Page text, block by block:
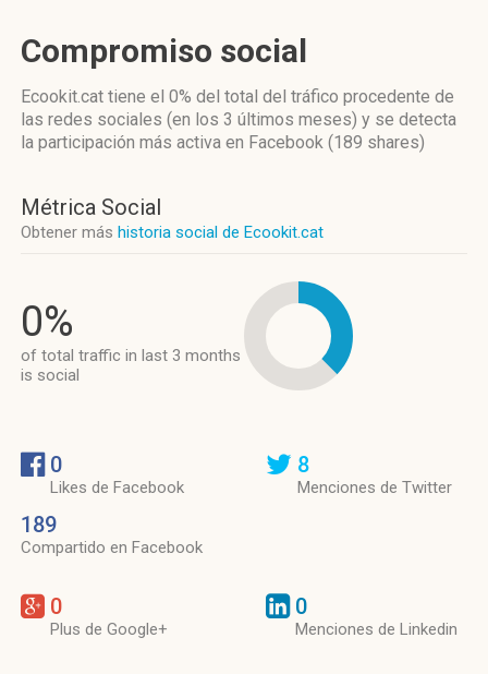
Compromiso social
Ecookit.cat tiene el 0% del total del tráfico procedente de
las redes sociales (en los 3 últimos meses) y se detecta
la participación más activa en Facebook (189 shares)
Métrica Social
Obtener más historia social de Ecookit.cat
0%
of total traffic in last 3 months
is social
0
Likes de Facebook
189
Compartido en Facebook
8
Menciones de Twitter
0
Plus de Google+
0
Menciones de Linkedin